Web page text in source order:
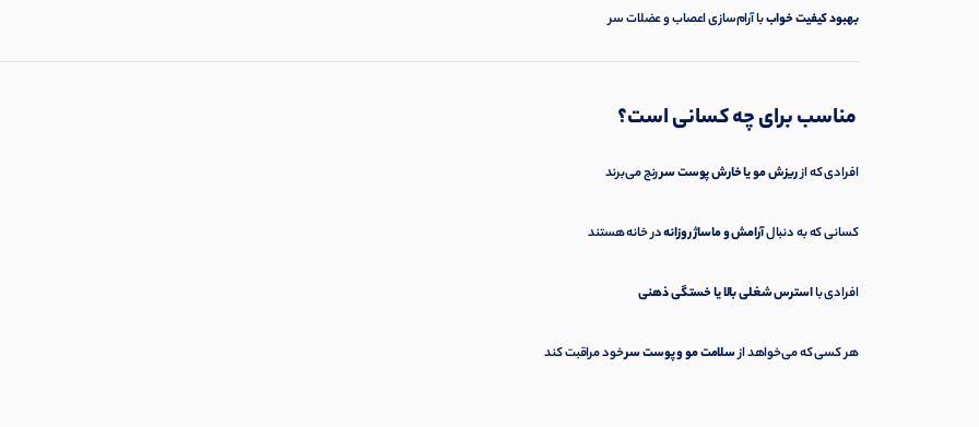
بهبود کیفیت خواببا آرام‌سازی اعصاب و عضلات سر
مناسب برای چه کسانی است؟
افرادی که ازریزش مو یا خارش پوست سررنج می‌برند
کسانی که به دنبالآرامش و ماساژ روزانهدر خانه هستند
افرادی بااسترس شغلی بالا یا خستگی ذهنی
هر کسی که می‌خواهد ازسلامت مو و پوست سرخود مراقبت کند